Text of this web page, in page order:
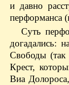
и давно
перформанса
Суть
догадались:
Свободы (так
Крест,
Виа